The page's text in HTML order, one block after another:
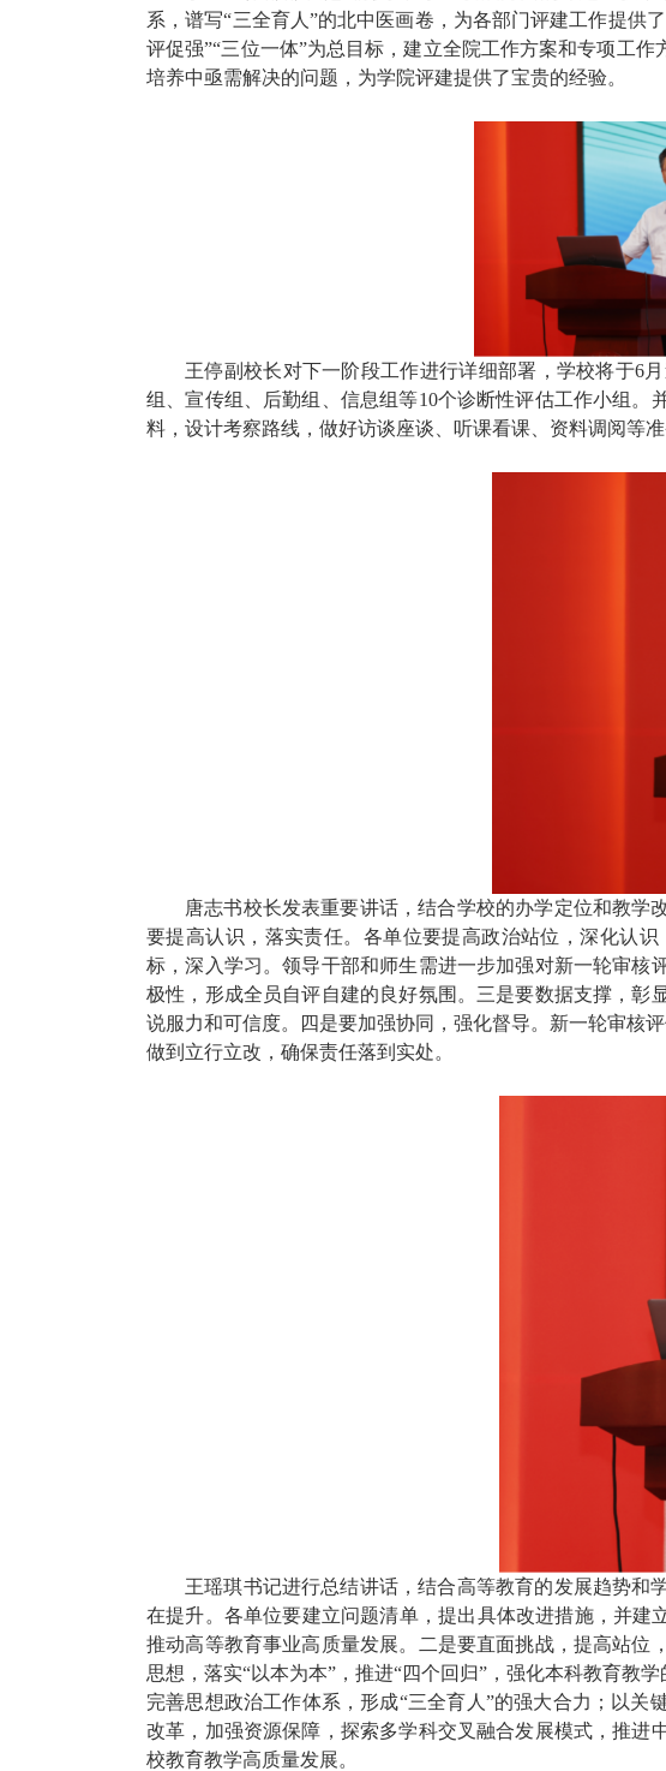
系 ，谱写“三全育人 ”的北中医画卷， 为各部门评建工作提供
评促强”“三位一体”为总目标，建立全院工作方案和专项工作
培养中亟需解决的问题 ，为学院评建提供了宝贵的经验。
王停副校长对下一阶段工作进行详细部署，学校将于6
组、宣传组、后勤组、信息组等10个诊断性评估工作小组 。
料，设计考察路线，做好访谈座谈、听课看课、资料调阅等准
唐志书校长发表重要讲话，结合学校的办学定位和教
要提高认识，落实责任。各单位要提高政治站位，深化认
标，深入学习。领导干部和师生需进一步加强对新一轮审
极性，形成全员自评自建的良好氛围。三是要数据支撑，
说服力和可信度。四是要加强协同，强化督导。新一轮审核
做到立行立改，确保责任落到实处。
王瑶琪书记进行总结讲话，结合高等教育的发展趋势
在提升。各单位要建立问题清单，提出具体改进措施，并建
推动高等教育事业高质量发展。二是要直面挑战，提高站
思想，落实“以本为本” ，推进“四个回归” ，强化本科教育教
完善思想政治工作体系，形成“三全育人 ”的强大合力；以关
改革，加强资源保障，探索多学科交叉融合发展模式，推
校教育教学高质量发展。